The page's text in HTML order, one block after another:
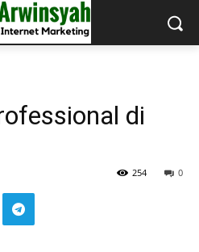
di
0
254